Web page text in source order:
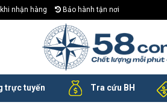
nhận hàng Bảo hành tận nơi
trực tuyến Tra cứu BH